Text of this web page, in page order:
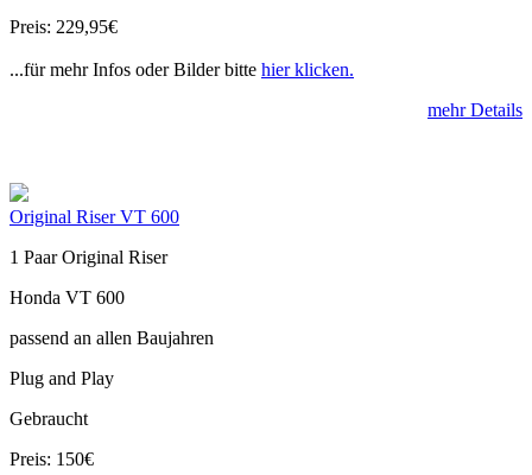
Preis: 229,95€
...für mehr Infos oder Bilder bitte hier klicken.
mehr Details
Original Riser VT 600
1 Paar Original Riser
Honda VT 600
passend an allen Baujahren
Plug and Play
Gebraucht
Preis: 150€